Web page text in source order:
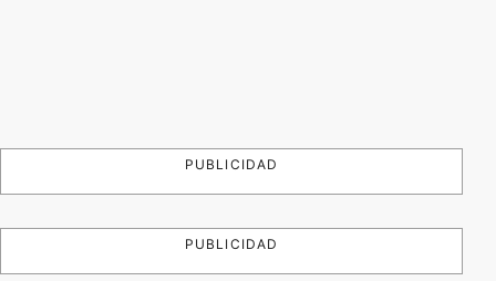
PUBLICIDAD
PUBLICIDAD